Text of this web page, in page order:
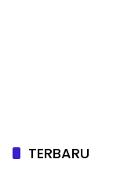
TERBARU